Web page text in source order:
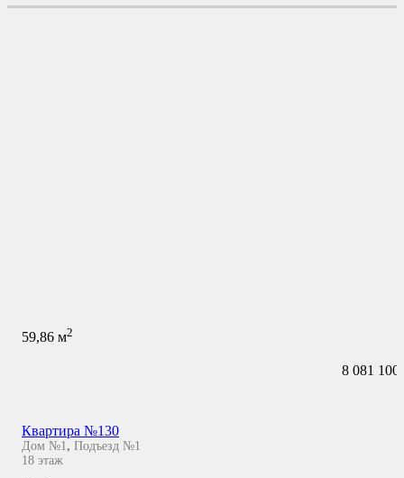
59,86 м2
8 081 100
Квартира №130
Дом №1, Подъезд №1
18 этаж